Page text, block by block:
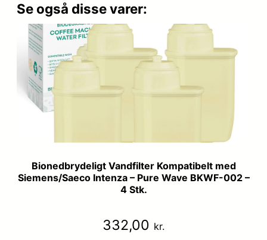
Se også disse varer:
Bionedbrydeligt Vandfilter Kompatibelt med
Siemens/Saeco Intenza – Pure Wave BKWF-002 –
4 Stk.
332,00 kr.